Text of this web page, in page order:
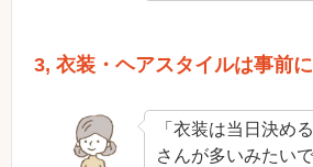
3, 衣装・ヘアスタイルは事前
「衣装は当日決め
さんが多いみたい